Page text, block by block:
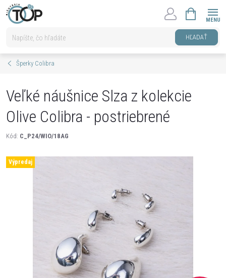
Prejsť
na
HĽADAŤ
KOŠÍK
Šperky Colibra
Veľké náušnice Slza z kolekcie
Olive Colibra - postriebrené
Kód: C_P24/WIO/18AG
Výpredaj